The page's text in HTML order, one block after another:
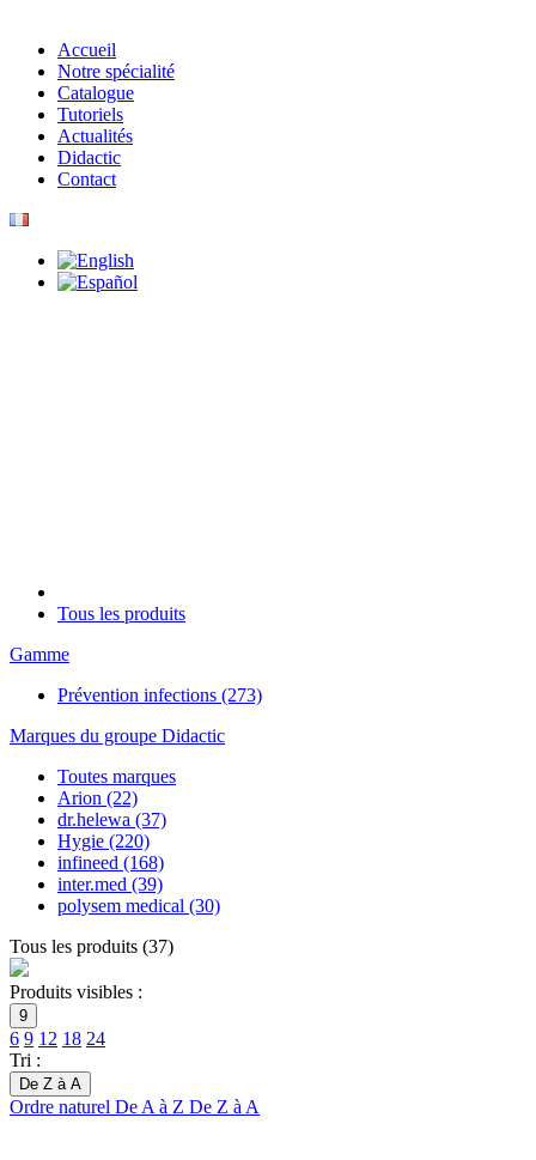
Accueil
Notre spécialité
Catalogue
Tutoriels
Actualités
Didactic
Contact
Tous les produits
Gamme
Prévention infections (273)
Marques du groupe Didactic
Toutes marques
Arion (22)
dr.helewa (37)
Hygie (220)
infineed (168)
inter.med (39)
polysem medical (30)
Tous les produits (37)
Produits visibles :
9
6 9 12 18 24
Tri :
De Z à A
Ordre naturel De A à Z De Z à A